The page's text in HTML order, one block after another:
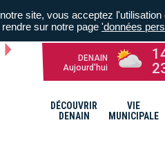
DENAIN
Aujourd'hui
DÉCOUVRIR
DENAIN
VIE
MUNICIPALE
site, vous acceptez
sur notre page 'données